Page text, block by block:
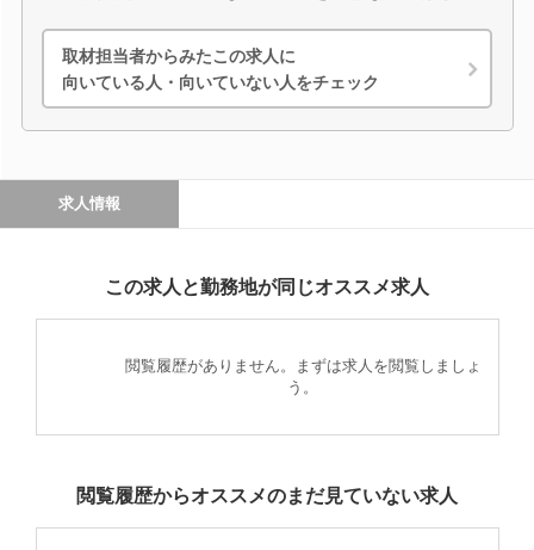
取材担当者からみたこの求人に
向いている人・向いていない人をチェック
求人情報
この求人と勤務地が同じオススメ求人
閲覧履歴がありません。まずは求人を閲覧しましょ
う。
閲覧履歴からオススメのまだ見ていない求人